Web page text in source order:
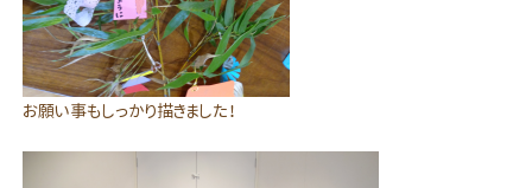
お願い事もしっかり描きました！